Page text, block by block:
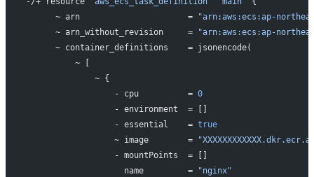
      ~ arn                      =
"arn:aws:ecs:ap-
      ~ arn_without_revision     =
"arn:aws:ecs:ap-
      ~ container_definitions    = jsonencode(
          ~ [
              ~ {
                  - cpu          =
0
                  - environment  = []
                  - essential    =
true
                  ~ image        =
                  - mountPoints  = []
                    name         =
"nginx"